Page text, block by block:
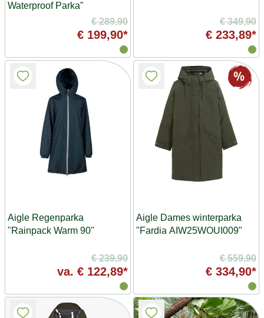
Waterproof Parka"
€ 289,90
€ 199,90*
€ 349,90
€ 233,89*
Aigle Regenparka
"Rainpack Warm 90"
€ 239,90
va. € 122,89*
Aigle Dames winterparka
"Fardia AIW25WOUI009"
€ 559,90
€ 334,90*